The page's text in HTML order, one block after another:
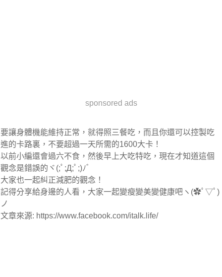
sponsored ads
要讓身體機能維持正常，就得照三餐吃，而且你還可以控製吃
進的卡路裏， 不要超過一天所需的1600大卡 ！
以前小編還會過六不食，然後早上大吃特吃，現在才知道這個
觀念是錯誤的ヾ(;ﾟ;Д;ﾟ;)ﾉﾞ
大家也一起糾正減肥的觀念！
記得分享給身邊的人看，大家一起變瘦變美變健康吧ヽ(✿ﾟ▽ﾟ)
ノ
文章來源: https://www.facebook.com/italk.life/